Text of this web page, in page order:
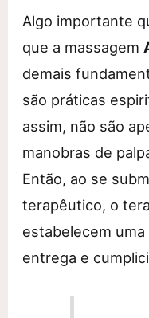
Algo importante
que a massagem
demais
são práticas
assim, não são
manobras de
Então, ao se
terapêutico, o
estabelecem
entrega e